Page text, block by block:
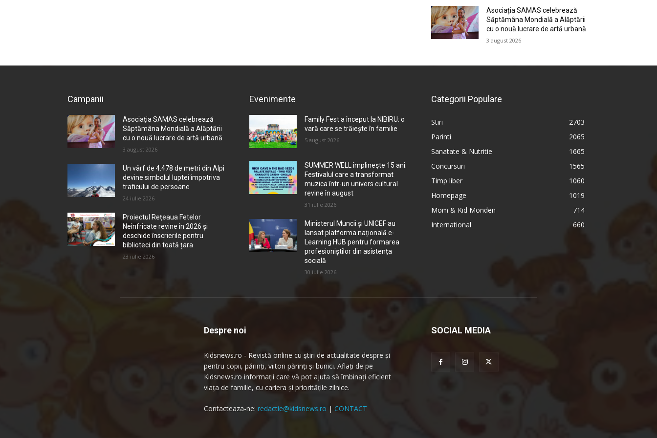
Asociația SAMAS celebrează
Săptămâna Mondială a Alăptării
cu o nouă lucrare de artă urbană
3 august 2026
Campanii
Asociația SAMAS celebrează
Săptămâna Mondială a Alăptării
cu o nouă lucrare de artă urbană
3 august 2026
Un vârf de 4.478 de metri din Alpi
devine simbolul luptei împotriva
traficului de persoane
24 iulie 2026
Proiectul Rețeaua Fetelor
Neînfricate revine în 2026 și
deschide înscrierile pentru
biblioteci din toată țara
23 iulie 2026
Evenimente
Family Fest a început la NIBIRU: o
vară care se trăiește în familie
5 august 2026
SUMMER WELL împlinește 15 ani.
Festivalul care a transformat
muzica într-un univers cultural
revine în august
31 iulie 2026
Ministerul Muncii și UNICEF au
lansat platforma națională e-
Learning HUB pentru formarea
profesioniștilor din asistența
socială
30 iulie 2026
Categorii Populare
Stiri
2703
Parinti
2065
Sanatate & Nutritie
1665
Concursuri
1565
Timp liber
1060
Homepage
1019
Mom & Kid Monden
714
International
660
Despre noi
Kidsnews.ro - Revistă online cu știri de actualitate despre și
pentru copii, părinți, viitori părinți și bunici. Aflați de pe
Kidsnews.ro informații care vă pot ajuta să îmbinați eficient
viața de familie, cu cariera și prioritățile zilnice.
Contacteaza-ne: redactie@kidsnews.ro | CONTACT
SOCIAL MEDIA